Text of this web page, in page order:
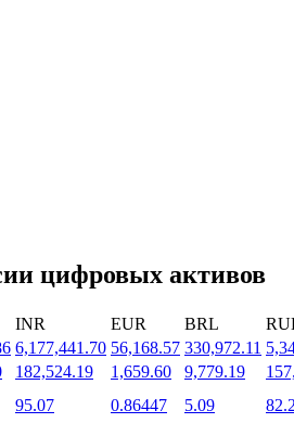
популярных токенов
цифровых активов
INR EUR BRL
6,177,441.70 56,168.57 330,972.11
182,524.19 1,659.60 9,779.19
95.07 0.86447 5.09